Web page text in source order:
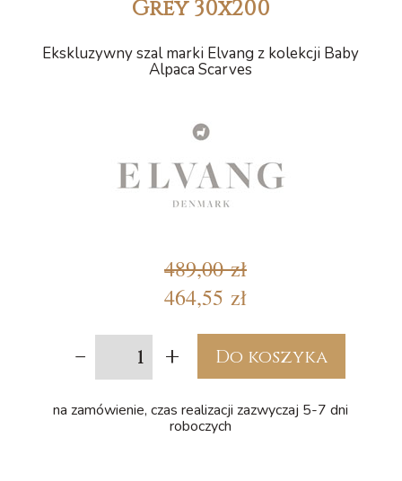
Grey 30x200
Ekskluzywny szal marki Elvang z kolekcji Baby
Alpaca Scarves
489,00 zł
464,55 zł
- + Do koszyka
na zamówienie, czas realizacji zazwyczaj 5-7 dni
roboczych